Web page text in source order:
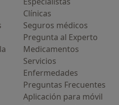
Clínicas
Seguros médicos
Pregunta al Experto
Medicamentos
Servicios
Enfermedades
Preguntas Frecuentes
Aplicación para móvil